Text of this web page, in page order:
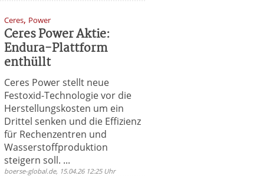
Ceres, Power
Ceres Power Aktie:
Endura-Plattform
enthüllt
Ceres Power stellt neue
Festoxid-Technologie vor die
Herstellungskosten um ein
Drittel senken und die Effizienz
für Rechenzentren und
Wasserstoffproduktion
steigern soll. ...
boerse-global.de, 15.04.26 12:25 Uhr